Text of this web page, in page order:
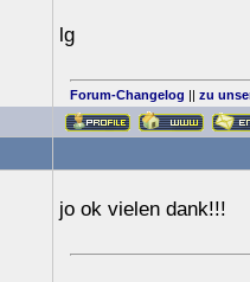
lg
Forum-Changelog || zu
jo ok vielen dank!!!